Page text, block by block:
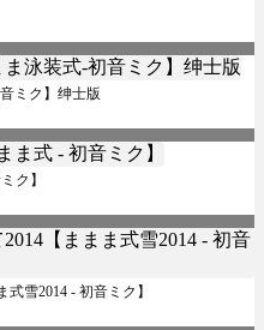
ミク】绅士版
ク】
雪2014 - 初音ミク】